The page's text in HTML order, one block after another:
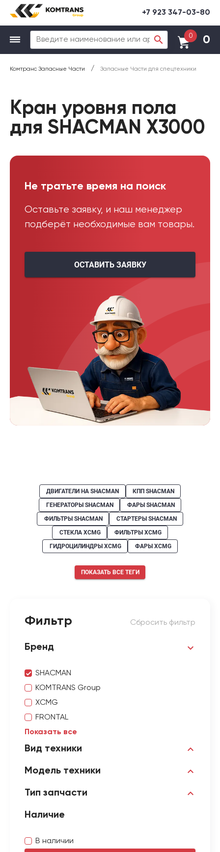
+7 923 347-03-80
0 0
Комтранс Запасные Части / Запасные Части для спецтехники
Кран уровня пола
для SHACMAN X3000
Не тратьте время на поиск
Оставьте заявку, и наш менеджер
подберёт необходимые вам товары.
ОСТАВИТЬ ЗАЯВКУ
ДВИГАТЕЛИ НА SHACMAN
КПП SHACMAN
ГЕНЕРАТОРЫ SHACMAN
ФАРЫ SHACMAN
ФИЛЬТРЫ SHACMAN
СТАРТЕРЫ SHACMAN
СТЕКЛА XCMG
ФИЛЬТРЫ XCMG
ГИДРОЦИЛИНДРЫ XCMG
ФАРЫ XCMG
ПОКАЗАТЬ ВСЕ ТЕГИ
Фильтр Сбросить фильтр
Бренд
SHACMAN
KOMTRANS Group
XCMG
FRONTAL
Показать все
Вид техники
Модель техники
Тип запчасти
Наличие
В наличии